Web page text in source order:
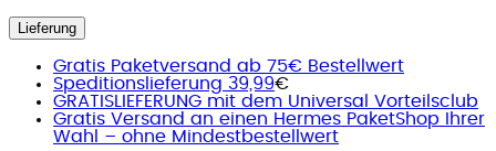
Lieferung
Gratis Paketversand ab 75€ Bestellwert
Speditionslieferung 39,99€
GRATISLIEFERUNG mit dem Universal Vorteilsclub
Gratis Versand an einen Hermes PaketShop Ihrer
Wahl – ohne Mindestbestellwert